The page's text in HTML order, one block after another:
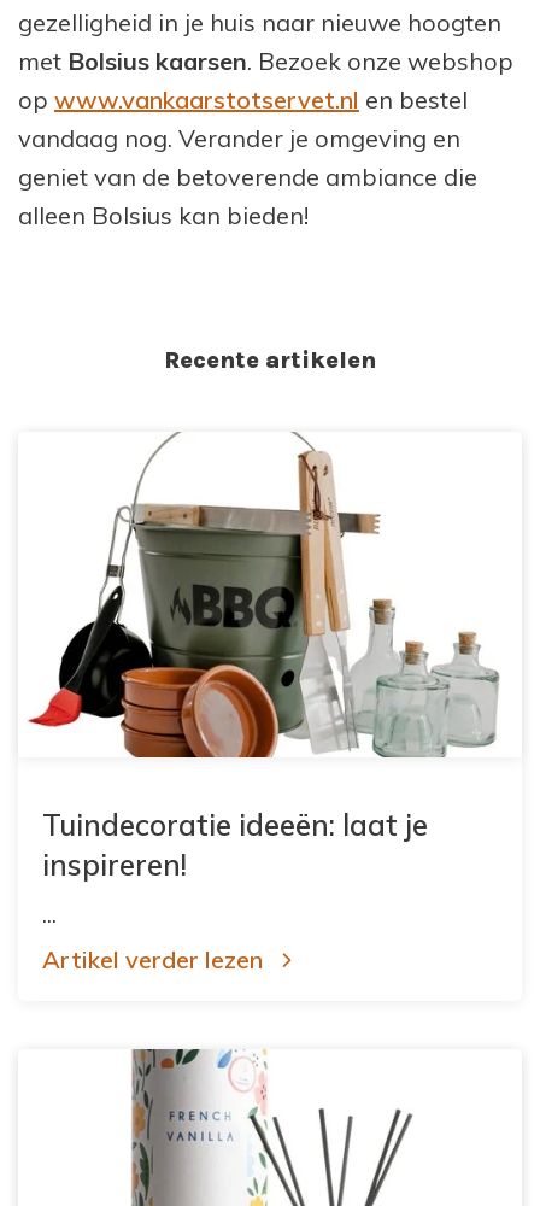
gezelligheid in je huis naar nieuwe hoogten
met Bolsius kaarsen. Bezoek onze webshop
op www.vankaarstotservet.nl en bestel
vandaag nog. Verander je omgeving en
geniet van de betoverende ambiance die
alleen Bolsius kan bieden!
Recente artikelen
Tuindecoratie ideeën: laat je
inspireren!
...
Artikel verder lezen